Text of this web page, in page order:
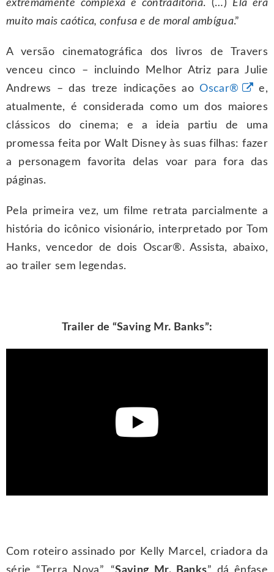
extremamente complexa e contraditória. (…) Ela era
muito mais caótica, confusa e de moral ambígua.”
A versão cinematográfica dos livros de Travers
venceu cinco – incluindo Melhor Atriz para Julie
Andrews – das treze indicações aoOscar®
e,
atualmente, é considerada como um dos maiores
clássicos do cinema; e a ideia partiu de uma
promessa feita por Walt Disney às suas filhas: fazer
a personagem favorita delas voar para fora das
páginas.
Pela primeira vez, um filme retrata parcialmente a
história do icônico visionário, interpretado por Tom
Hanks, vencedor de dois Oscar®. Assista, abaixo,
ao trailer sem legendas.
Trailer de “Saving Mr. Banks”:
Com roteiro assinado por Kelly Marcel, criadora da